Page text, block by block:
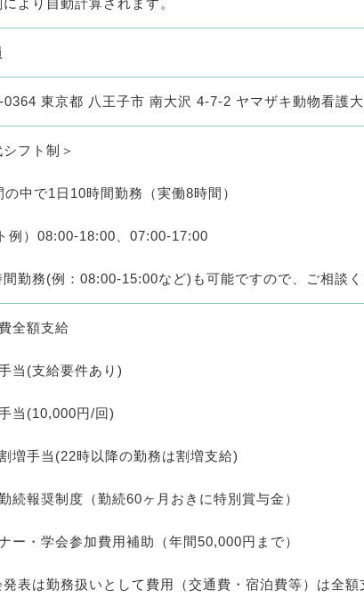
より自動計算されます。
0364 東京都 八王子市 南大沢 4-7-2 ヤマザキ動物看護
シフト制＞
の中で1日10時間勤務（実働8時間）
例）08:00-18:00、07:00-17:00
勤務(例：08:00-15:00など)も可能ですので、ご相談
全額支給
当(支給要件あり)
当(10,000円/回)
増手当(22時以降の勤務は割増支給)
続報奨制度（勤続60ヶ月おきに特別賞与金）
ー・学会参加費用補助（年間50,000円まで）
表は勤務扱いとして費用（交通費・宿泊費等）は全額